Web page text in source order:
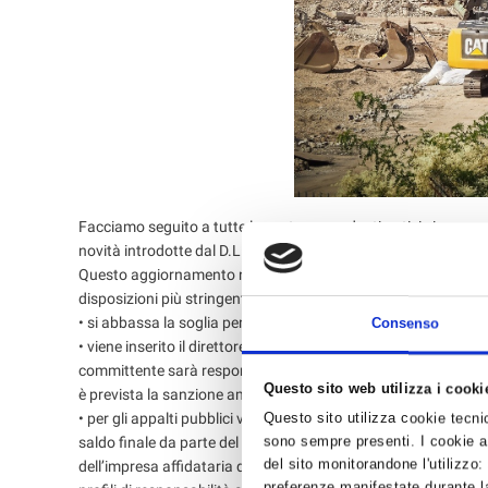
Consenso
Questo sito web utilizza i
Questo sito utilizza cookie
sono sempre presenti. I cookie
del sito monitorandone
Facciamo seguito a tutte le nostre precedenti notizie in
novità introdotte dal D.L. 60/2024 in vigore dal 30 aprile
Questo aggiornamento normativo, in vigore dal 30 aprile
disposizioni più stringenti sulla congruità della manodopera
• si abbassa la soglia per la verifica di congruità nei cantieri
• viene inserito il direttore dei lavori tra le figure incaricate
committente sarà responsabile di acquisire l’attestazione di
è prevista la sanzione amministrativa da 1.000 a 5.000 euro;
• per gli appalti pubblici viene eliminata la soglia dei
saldo finale da parte del responsabile del progetto in
dell’impresa affidataria dei lavori, è considerato dalla